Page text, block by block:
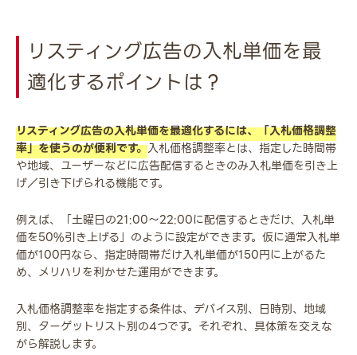
リスティング広告の入札単価を最
適化するポイントは？
リスティング広告の入札単価を最適化するには、「入札価格調整
率」を使うのが便利です。入札価格調整率とは、指定した時間帯
や地域、ユーザーなどに広告配信するときのみ入札単価を引き上
げ／引き下げられる機能です。
例えば、「土曜日の21:00～22:00に配信するときだけ、入札単
価を50%引き上げる」のように設定ができます。仮に通常入札単
価が100円なら、指定時間帯だけ入札単価が150円に上がるた
め、メリハリを利かせた運用ができます。
入札価格調整率を指定する条件は、デバイス別、日時別、地域
別、ターゲットリスト別の4つです。それぞれ、具体策を交えな
がら解説します。